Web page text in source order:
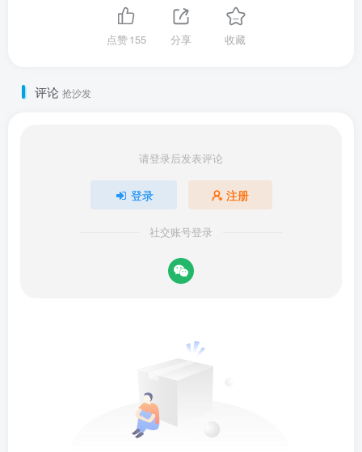
点赞155 分享 收藏
评论 抢沙发
请登录后发表评论
登录 注册
社交账号登录